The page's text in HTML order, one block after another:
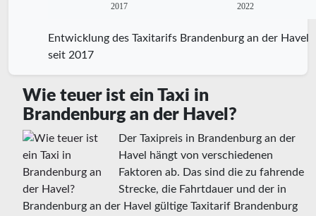
2017 2022
Entwicklung des Taxitarifs Brandenburg an der Havel
seit 2017
Wie teuer ist ein Taxi in
Brandenburg an der Havel?
Der Taxipreis in Brandenburg an der
Havel hängt von verschiedenen
Faktoren ab. Das sind die zu fahrende
Strecke, die Fahrtdauer und der in
Brandenburg an der Havel gültige Taxitarif Brandenburg